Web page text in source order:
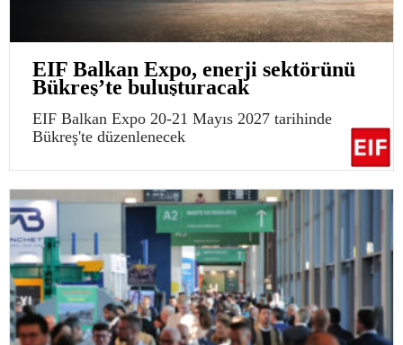
EIF Balkan Expo, enerji sektörünü
Bükreş’te buluşturacak
EIF Balkan Expo 20-21 Mayıs 2027 tarihinde
Bükreş'te düzenlenecek